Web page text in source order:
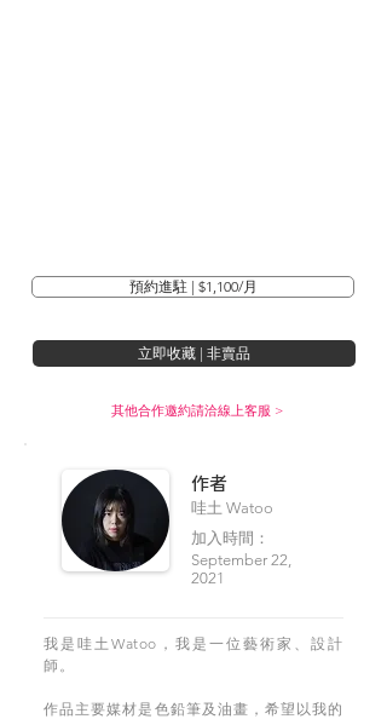
預約進駐 | $1,100/月
立即收藏 | 非賣品
其他合作邀約請洽線上客服 >
​作者
哇土 Watoo
加入時間：
September 22,
2021
我是哇土Watoo，我是一位藝術家、設計
師。
作品主要媒材是色鉛筆及油畫，希望以我的